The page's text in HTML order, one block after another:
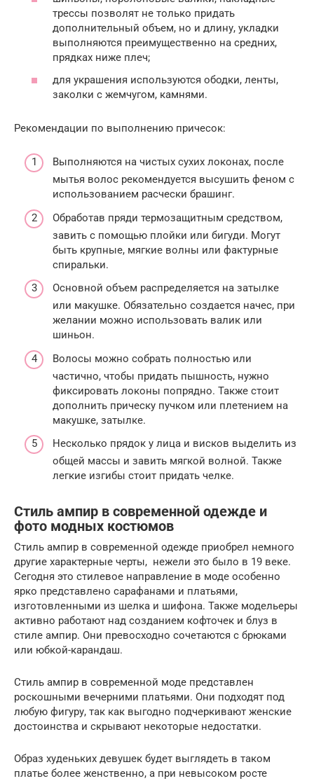
трессы позволят не только придать
дополнительный объем, но и длину, укладки
выполняются преимущественно на средних,
прядках ниже плеч;
для украшения используются ободки, ленты,
заколки с жемчугом, камнями.
Рекомендации по выполнению причесок:
Выполняются на чистых сухих локонах, после
мытья волос рекомендуется высушить феном с
использованием расчески брашинг.
Обработав пряди термозащитным средством,
завить с помощью плойки или бигуди. Могут
быть крупные, мягкие волны или фактурные
спиральки.
Основной объем распределяется на затылке
или макушке. Обязательно создается начес, при
желании можно использовать валик или
шиньон.
Волосы можно собрать полностью или
частично, чтобы придать пышность, нужно
фиксировать локоны попрядно. Также стоит
дополнить прическу пучком или плетением на
макушке, затылке.
Несколько прядок у лица и висков выделить из
общей массы и завить мягкой волной. Также
легкие изгибы стоит придать челке.
Стиль ампир в современной одежде и
фото модных костюмов
Стиль ампир в современной одежде приобрел немного
другие характерные черты, нежели это было в 19 веке.
Сегодня это стилевое направление в моде особенно
ярко представлено сарафанами и платьями,
изготовленными из шелка и шифона. Также модельеры
активно работают над созданием кофточек и блуз в
стиле ампир. Они превосходно сочетаются с брюками
или юбкой-карандаш.
Стиль ампир в современной моде представлен
роскошными вечерними платьями. Они подходят под
любую фигуру, так как выгодно подчеркивают женские
достоинства и скрывают некоторые недостатки.
Образ худеньких девушек будет выглядеть в таком
платье более женственно, а при невысоком росте